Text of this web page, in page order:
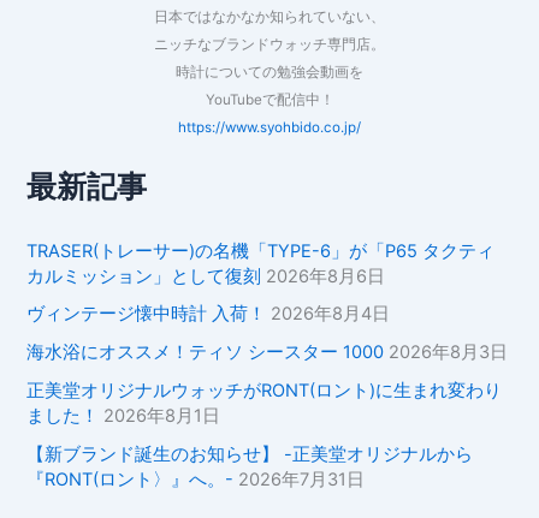
日本ではなかなか知られていない、
ニッチなブランドウォッチ専門店。
時計についての勉強会動画を
YouTubeで配信中！
https://www.syohbido.co.jp/
最新記事
TRASER(トレーサー)の名機「TYPE-6」が「P65 タクティ
カルミッション」として復刻 2026年8月6日
ヴィンテージ懐中時計 入荷！
2026年8月4日
海水浴にオススメ！ティソ シースター 1000 2026年8月3日
正美堂オリジナルウォッチがRONT(ロント)に生まれ変わり
ました！
2026年8月1日
【新ブランド誕生のお知らせ】 -正美堂オリジナルから
『RONT(ロント〉』へ。- 2026年7月31日